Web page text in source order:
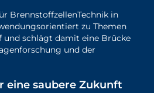
BrennstoffzellenTechnik in
zu Themen
und schlägt damit eine Brücke
und der
eine saubere Zukunft